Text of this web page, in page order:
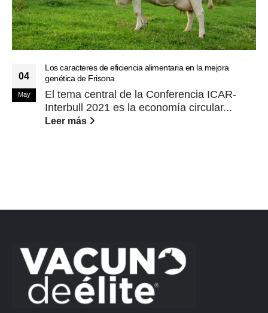
04
May
Los caracteres de eficiencia alimentaria en la mejora
genética de Frisona
El tema central de la Conferencia ICAR-
Interbull 2021 es la economía circular...
Leer más